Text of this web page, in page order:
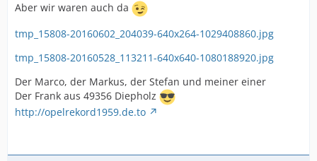
Aber wir waren auch da
tmp_15808-20160602_204039-640x264-1029408860.jpg
tmp_15808-20160528_113211-640x640-1080188920.jpg
Der Marco, der Markus, der Stefan und meiner einer
Der Frank aus 49356 Diepholz
http://opelrekord1959.de.to